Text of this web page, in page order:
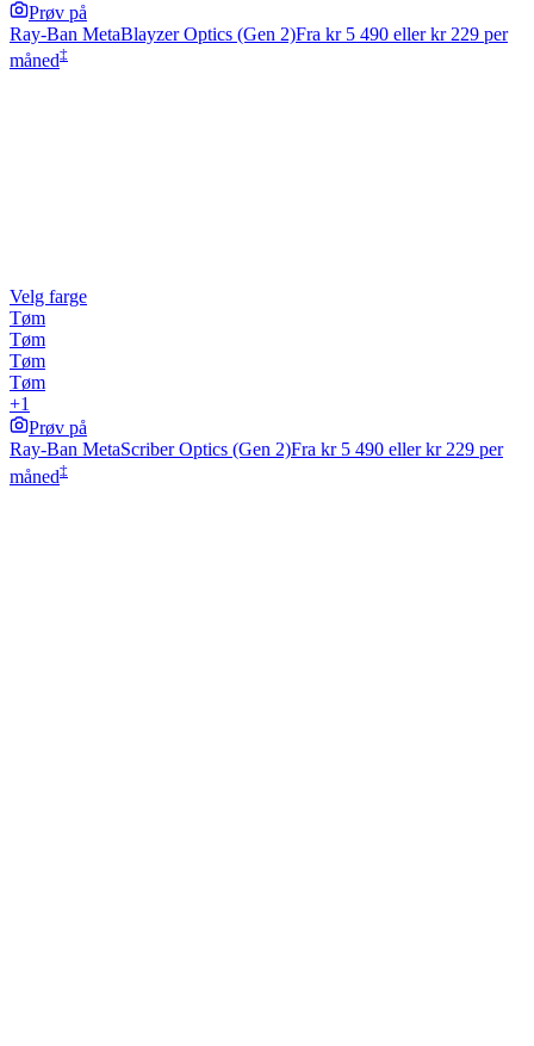
Prøv på
Ray-Ban MetaBlayzer Optics (Gen 2)Fra kr 5 490 eller kr 229 per
måned‡
Velg farge
Tøm
Tøm
Tøm
Tøm
+1
Prøv på
Ray-Ban MetaScriber Optics (Gen 2)Fra kr 5 490 eller kr 229 per
måned‡